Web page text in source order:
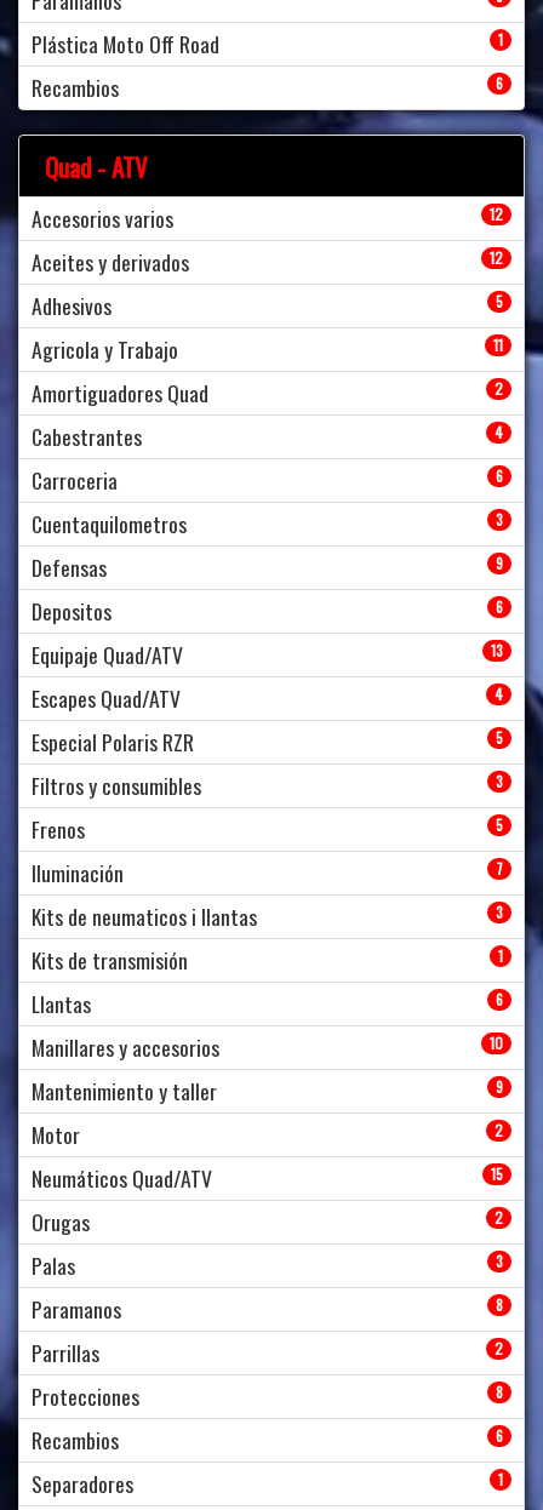
Plástica Moto Off Road 1
Recambios 6
Quad - ATV
Accesorios varios 12
Aceites y derivados 12
Adhesivos 5
Agricola y Trabajo 11
Amortiguadores Quad 2
Cabestrantes 4
Carroceria 6
Cuentaquilometros 3
Defensas 9
Depositos 6
Equipaje Quad/ATV 13
Escapes Quad/ATV 4
Especial Polaris RZR 5
Filtros y consumibles 3
Frenos 5
Iluminación 7
Kits de neumaticos i llantas 3
Kits de transmisión 1
Llantas 6
Manillares y accesorios 10
Mantenimiento y taller 9
Motor 2
Neumáticos Quad/ATV 15
Orugas 2
Palas 3
Paramanos 8
Parrillas 2
Protecciones 8
Recambios 6
Separadores 1